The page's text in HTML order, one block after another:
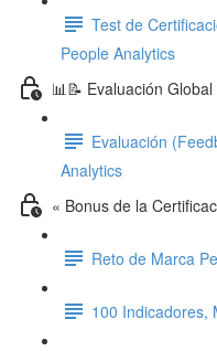
Test de
People Analytics
📊📝 Evaluación
Evaluación
Analytics
« Bonus de la
Reto de Marca
100 Indicadores,